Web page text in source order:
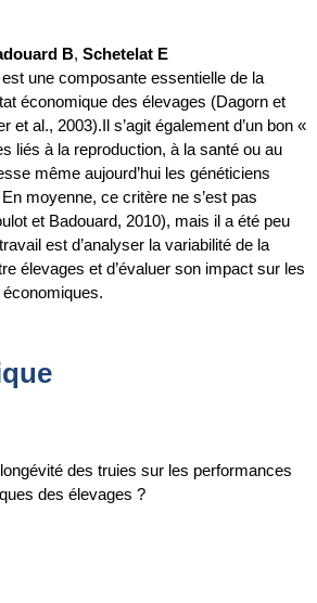
B, Schetelat E
une composante essentielle de la
économique des élevages (Dagorn et
et al., 2003).Il s’agit également d’un bon «
liés à la reproduction, à la santé ou au
même aujourd’hui les généticiens
moyenne, ce critère ne s’est pas
et Badouard, 2010), mais il a été peu
est d’analyser la variabilité de la
élevages et d’évaluer son impact sur les
des truies sur les performances
des élevages ?